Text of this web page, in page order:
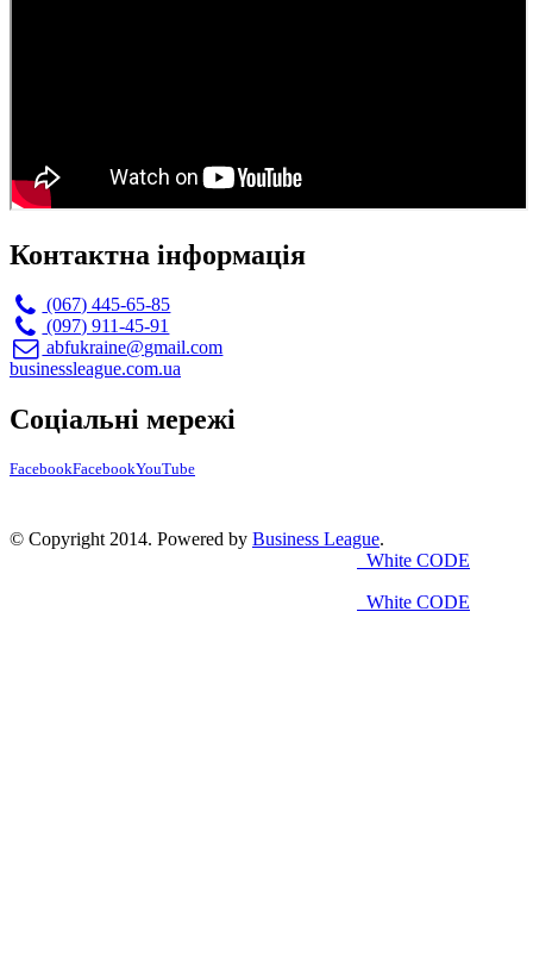
Контактна інформація
(067) 445-65-85
(097) 911-45-91
abfukraine@gmail.com
businessleague.com.ua
Соціальні мережі
FacebookFacebookYouTube
© Copyright 2014. Powered by Business League.
White CODE
White CODE